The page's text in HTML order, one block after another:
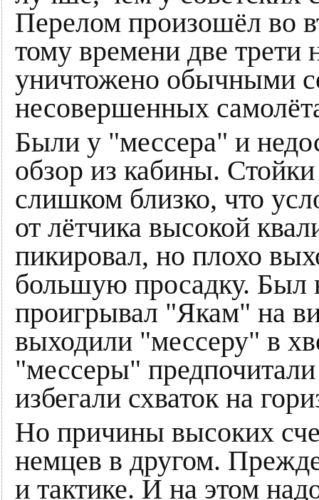
Перелом произошёл во
тому времени две
уничтожено обычными
несовершенных
Были у "мессера" и
обзор из кабины.
слишком близко, что
от лётчика высокой
пикировал, но плохо
большую просадку. Был
проигрывал "Якам" на
выходили "мессеру" в
"мессеры"
избегали схваток на
Но причины высоких
немцев в другом.
и тактике. И на этом